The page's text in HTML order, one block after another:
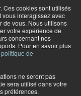
Ces cookies sont utilisés
interagissez avec
de vous. Nous utilisons
votre expérience de
concernant nos
Pour en savoir plus
de
ne seront pas
sera utilisé dans votre
préférences.